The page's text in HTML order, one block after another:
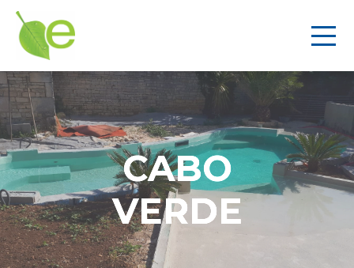
CABO
VERDE